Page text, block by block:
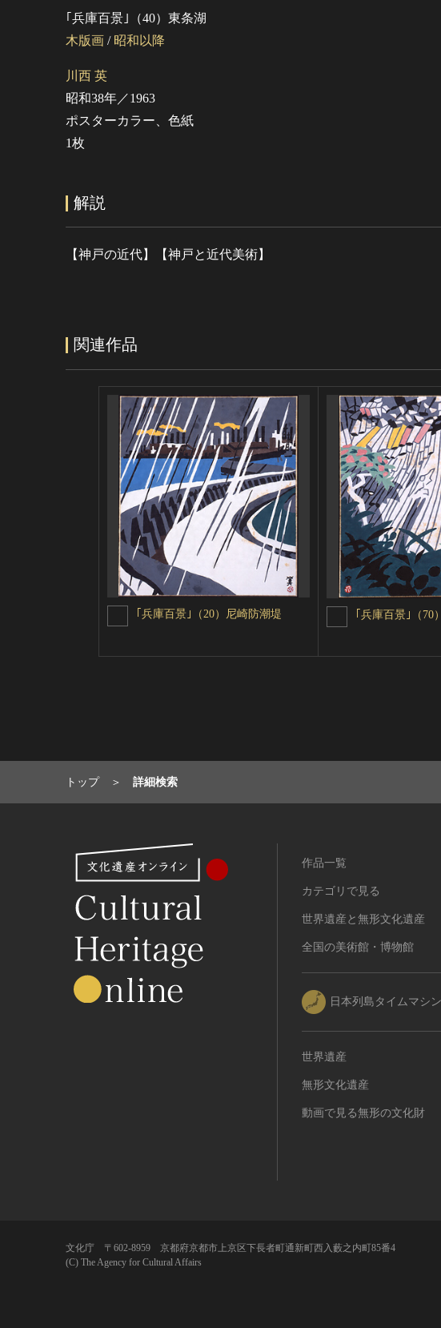
｢兵庫百景｣（40）東条湖
木版画 / 昭和以降
川西 英
昭和38年／1963
ポスターカラー、色紙
1枚
解説
【神戸の近代】【神戸と近代美術】
関連作品
｢兵庫百景｣（20）尼崎防潮堤 ｢兵庫百景｣（70
トップ 詳細検索
作品一覧
カテゴリで見る
世界遺産と無形文化遺産
全国の美術館・博物館
日本列島タイムマシ
世界遺産
無形文化遺産
動画で見る無形の文化財
文化庁 〒602-8959 京都府京都市上京区下長者町通新町西入藪之内町85番4
(C) The Agency for Cultural Affairs